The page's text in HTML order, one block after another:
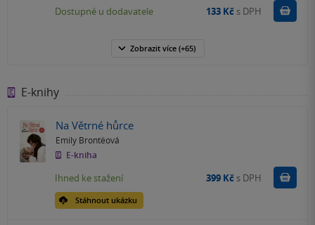
Dostupné u dodavatele 133 Kč s DPH
Zobrazit více(+65)
E-knihy
Na Větrné hůrce
Emily Brontëová
E-kniha
Stáhnout ukázku
Ihned ke stažení 399 Kč s DPH Koupit